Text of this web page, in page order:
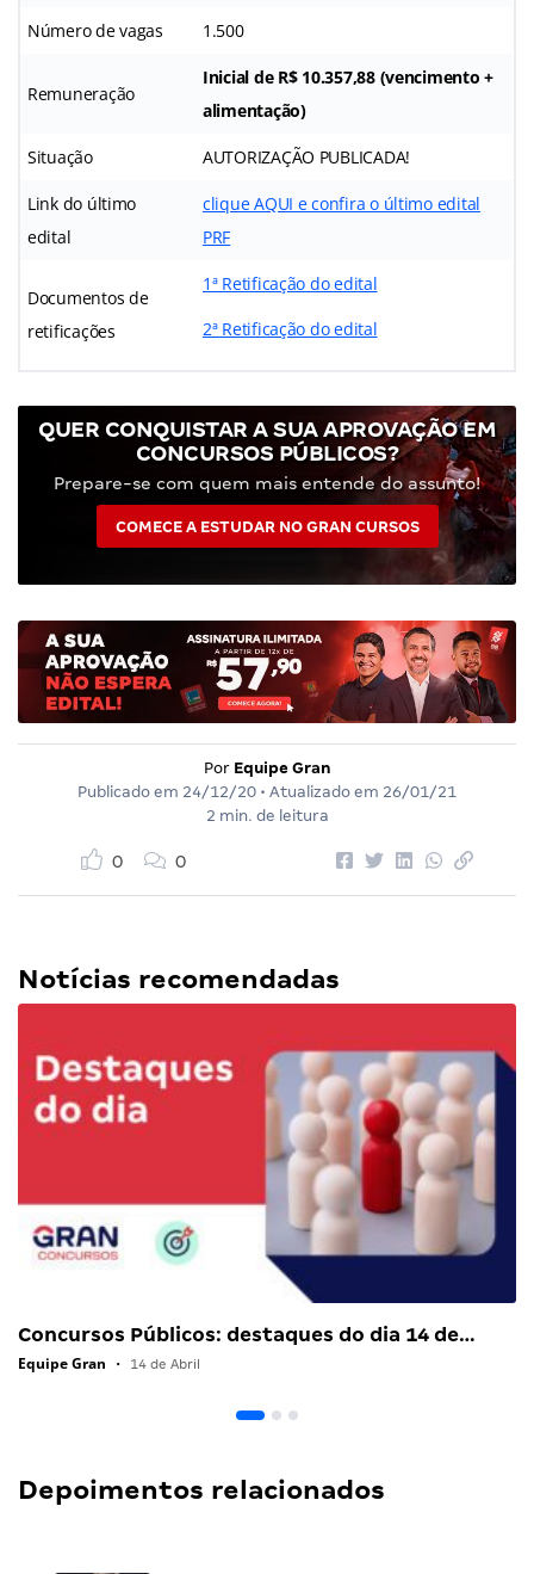
Número de vagas 1.500
Remuneração
Inicial de R$ 10.357,88 (vencimento +
alimentação)
Situação AUTORIZAÇÃO PUBLICADA!
Link do último
edital
clique AQUI e confira o último edital
PRF
Documentos de
retificações
1ª Retificação do edital
2ª Retificação do edital
QUER CONQUISTAR A SUA APROVAÇÃO EM
CONCURSOS PÚBLICOS?
Prepare-se com quem mais entende do assunto!
COMECE A ESTUDAR NO GRAN CURSOS
Por Equipe Gran
Publicado em 24/12/20 • Atualizado em 26/01/21
2 min. de leitura
0 0
Notícias recomendadas
Concursos Públicos: destaques do dia 14 de…
Equipe Gran • 14 de Abril
Depoimentos relacionados